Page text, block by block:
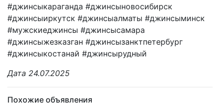
#джинсыкараганда #джинсыновосибирск
#джинсыиркутск #джинсыалматы #джинсыминск
#мужскиеджинсы #джинсысамара
#джинсыжезказган #джинсызанктпетербург
#джинсыкостанай #джинсырудный
Дата 24.07.2025
Похожие объявления